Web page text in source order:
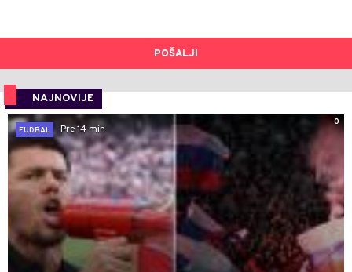
POŠALJI
NAJNOVIJE
0
FUDBAL
Pre 14 min